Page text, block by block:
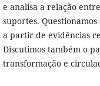
e analisa a relação
suportes.
a partir de evidências
Discutimos também o
transformação e